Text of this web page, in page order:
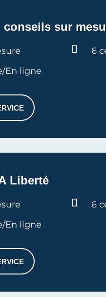
conseils sur
En ligne
6
CONSEILS SUR
Liberté
En ligne
6
CMA LIBERTÉ